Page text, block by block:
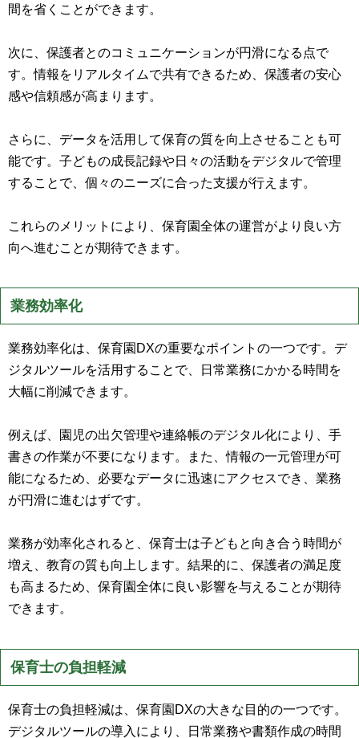
間を省くことができます。
次に、保護者とのコミュニケーションが円滑になる点で
す。情報をリアルタイムで共有できるため、保護者の安心
感や信頼感が高まります。
さらに、データを活用して保育の質を向上させることも可
能です。子どもの成長記録や日々の活動をデジタルで管理
することで、個々のニーズに合った支援が行えます。
これらのメリットにより、保育園全体の運営がより良い方
向へ進むことが期待できます。
業務効率化
業務効率化は、保育園DXの重要なポイントの一つです。デ
ジタルツールを活用することで、日常業務にかかる時間を
大幅に削減できます。
例えば、園児の出欠管理や連絡帳のデジタル化により、手
書きの作業が不要になります。また、情報の一元管理が可
能になるため、必要なデータに迅速にアクセスでき、業務
が円滑に進むはずです。
業務が効率化されると、保育士は子どもと向き合う時間が
増え、教育の質も向上します。結果的に、保護者の満足度
も高まるため、保育園全体に良い影響を与えることが期待
できます。
保育士の負担軽減
保育士の負担軽減は、保育園DXの大きな目的の一つです。
デジタルツールの導入により、日常業務や書類作成の時間